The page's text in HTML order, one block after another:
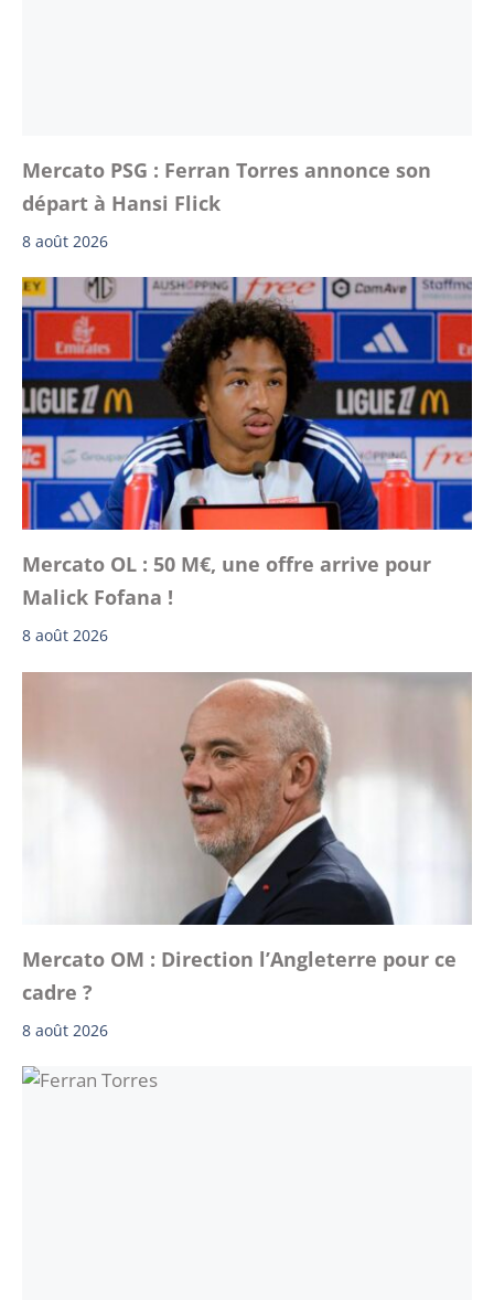
Mercato PSG : Ferran Torres annonce son
départ à Hansi Flick
8 août 2026
Mercato OL : 50 M€, une offre arrive pour
Malick Fofana !
8 août 2026
Mercato OM : Direction l’Angleterre pour ce
cadre ?
8 août 2026